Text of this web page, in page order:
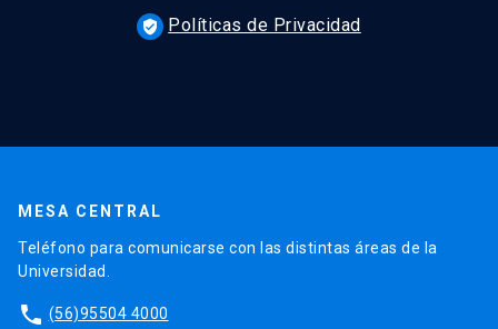
verified_user Políticas de Privacidad
MESA CENTRAL
Teléfono para comunicarse con las distintas áreas de la
Universidad.
phone (56)95504 4000